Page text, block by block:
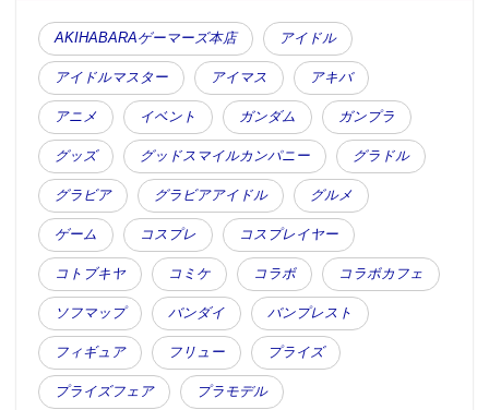
AKIHABARAゲーマーズ本店 アイドル
アイドルマスター アイマス アキバ
アニメ イベント ガンダム ガンプラ
グッズ グッドスマイルカンパニー グラドル
グラビア グラビアアイドル グルメ
ゲーム コスプレ コスプレイヤー
コトブキヤ コミケ コラボ コラボカフェ
ソフマップ バンダイ バンプレスト
フィギュア フリュー プライズ
プライズフェア プラモデル